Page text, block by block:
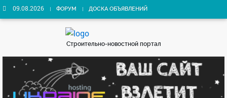
09.08.2026 ФОРУМ ДОСКА ОБЪЯВЛЕНИЙ
Строительно-новостной портал